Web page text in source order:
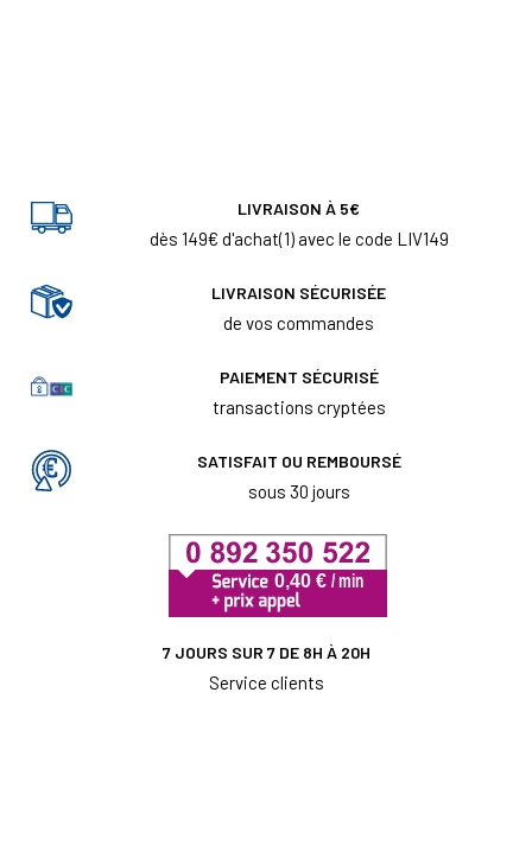
LIVRAISON À 5€
dès 149€ d'achat(1) avec le code LIV149
LIVRAISON SÉCURISÉE
de vos commandes
PAIEMENT SÉCURISÉ
transactions cryptées
SATISFAIT OU REMBOURSÉ
sous 30 jours
7 JOURS SUR 7 DE 8H À 20H
Service clients